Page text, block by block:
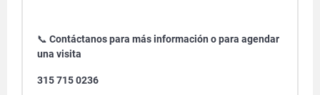
📞 Contáctanos para más información o para agendar
una visita
315 715 0236